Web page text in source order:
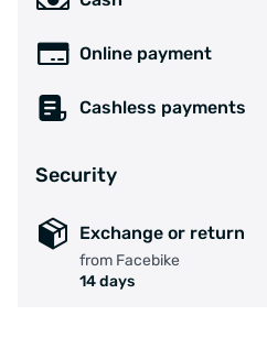
Online payment
Cashless payments
Security
Exchange or return
from Facebike
14 days